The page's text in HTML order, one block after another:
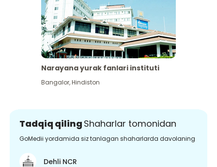
Narayana yurak fanlari instituti
Bangalor,Hindiston
Tadqiq qiling Shaharlar tomonidan
GoMedii yordamida siz tanlagan shaharlarda davolaning
Dehli NCR